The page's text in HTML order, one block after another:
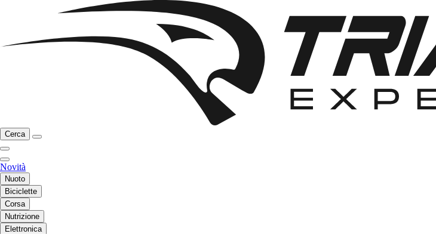
Cerca
Novità
Nuoto
Biciclette
Corsa
Nutrizione
Elettronica